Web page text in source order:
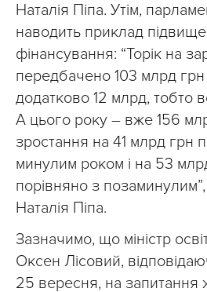
Наталія Піпа. Утім,
наводить приклад
фінансування: “Торік на
передбачено 103 млрд
додатково 12 млрд, тобто
А цього року – вже 156
зростання на 41 млрд грн
минулим роком і на 53
порівняно з
Наталія Піпа.
Зазначимо, що міністр
Оксен Лісовий,
25 вересня, на запитання